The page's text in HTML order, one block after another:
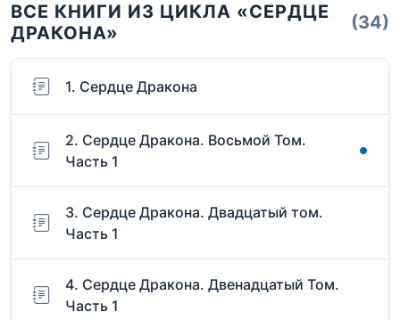
ВСЕ КНИГИ ИЗ ЦИКЛА «СЕРДЦЕ
ДРАКОНА»
(34)
1. Сердце Дракона
2. Сердце Дракона. Восьмой Том.
Часть 1
3. Сердце Дракона. Двадцатый том.
Часть 1
4. Сердце Дракона. Двенадцатый Том.
Часть 1